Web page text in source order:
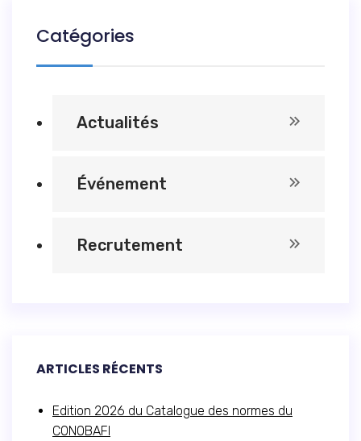
Catégories
Actualités
Événement
Recrutement
ARTICLES RÉCENTS
Edition 2026 du Catalogue des normes du
CONOBAFI